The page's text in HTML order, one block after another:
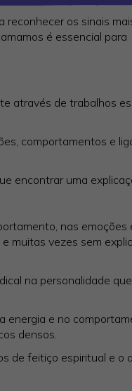
os sinais
é essencial para
através de trabalhos
comportamentos e
encontrar uma
nas emoções
muitas vezes sem
na personalidade
energia e no
densos.
de feitiço espiritual e o